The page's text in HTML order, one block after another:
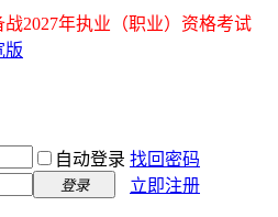
战2027年执业（职业）资格考试
版
自动登录 找回密码
登录 立即注册